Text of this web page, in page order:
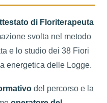
di Floriterapeuta
svolta nel metodo
e lo studio dei 38 Fiori
energetica delle Logge.
del percorso e la